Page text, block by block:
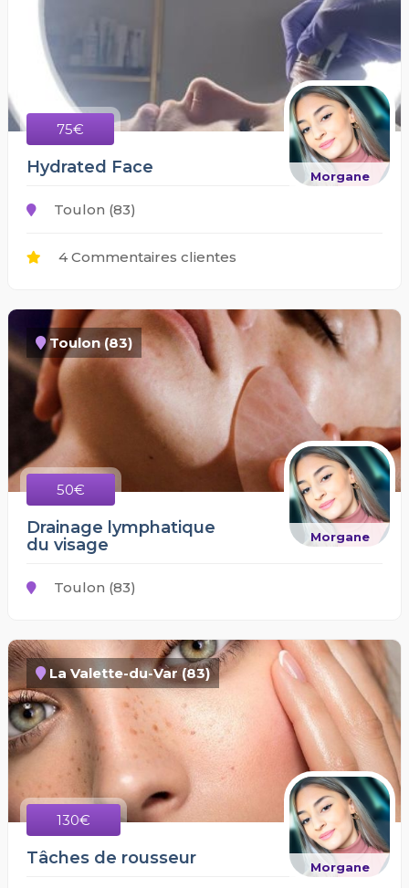
75€
Morgane
Hydrated Face
Toulon (83)
4 Commentaires clientes
Toulon (83)
50€
Morgane
Drainage lymphatique
du visage
Toulon (83)
La Valette-du-Var (83)
130€
Morgane
Tâches de rousseur